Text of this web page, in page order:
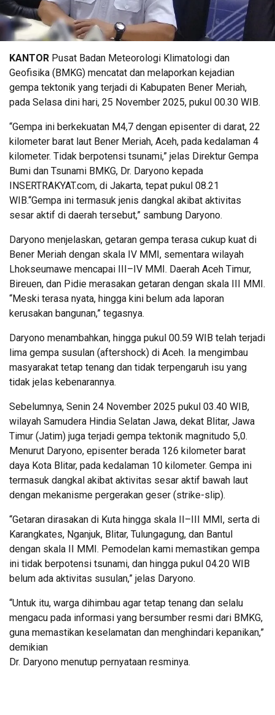
KANTOR Pusat Badan Meteorologi Klimatologi dan
Geofisika (BMKG) mencatat dan melaporkan kejadian
gempa tektonik yang terjadi di Kabupaten Bener Meriah,
pada Selasa dini hari, 25 November 2025, pukul 00.30 WIB.
“Gempa ini berkekuatan M4,7 dengan episenter di darat, 22
kilometer barat laut Bener Meriah, Aceh, pada kedalaman 4
kilometer. Tidak berpotensi tsunami,” jelas Direktur Gempa
Bumi dan Tsunami BMKG, Dr. Daryono kepada
INSERTRAKYAT.com, di Jakarta, tepat pukul 08.21
WIB.“Gempa ini termasuk jenis dangkal akibat aktivitas
sesar aktif di daerah tersebut,” sambung Daryono.
Daryono menjelaskan, getaran gempa terasa cukup kuat di
Bener Meriah dengan skala IV MMI, sementara wilayah
Lhokseumawe mencapai III–IV MMI. Daerah Aceh Timur,
Bireuen, dan Pidie merasakan getaran dengan skala III MMI.
“Meski terasa nyata, hingga kini belum ada laporan
kerusakan bangunan,” tegasnya.
Daryono menambahkan, hingga pukul 00.59 WIB telah terjadi
lima gempa susulan (aftershock) di Aceh. Ia mengimbau
masyarakat tetap tenang dan tidak terpengaruh isu yang
tidak jelas kebenarannya.
Sebelumnya, Senin 24 November 2025 pukul 03.40 WIB,
wilayah Samudera Hindia Selatan Jawa, dekat Blitar, Jawa
Timur (Jatim) juga terjadi gempa tektonik magnitudo 5,0.
Menurut Daryono, episenter berada 126 kilometer barat
daya Kota Blitar, pada kedalaman 10 kilometer. Gempa ini
termasuk dangkal akibat aktivitas sesar aktif bawah laut
dengan mekanisme pergerakan geser (strike-slip).
“Getaran dirasakan di Kuta hingga skala II–III MMI, serta di
Karangkates, Nganjuk, Blitar, Tulungagung, dan Bantul
dengan skala II MMI. Pemodelan kami memastikan gempa
ini tidak berpotensi tsunami, dan hingga pukul 04.20 WIB
belum ada aktivitas susulan,” jelas Daryono.
“Untuk itu, warga dihimbau agar tetap tenang dan selalu
mengacu pada informasi yang bersumber resmi dari BMKG,
guna memastikan keselamatan dan menghindari kepanikan,”
demikian
Dr. Daryono menutup pernyataan resminya.